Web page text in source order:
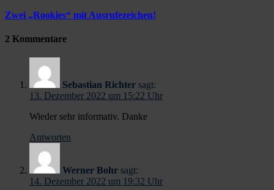
Zwei „Rookies“ mit Ausrufezeichen!
2 Kommentare
Sebastian Richter sagt:
13. Dezember 2022 um 15:22 Uhr
Wieder sehr informativ. Danke
Antworten
Werner Bohr sagt:
14. Dezember 2022 um 19:32 Uhr